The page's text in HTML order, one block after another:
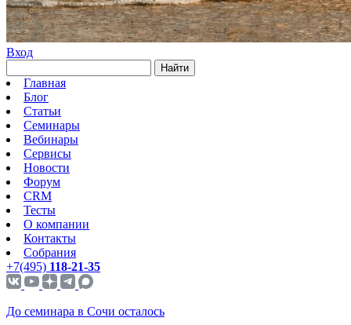
Вход
Найти
Главная
Блог
Статьи
Семинары
Вебинары
Сервисы
Новости
Форум
CRM
Тесты
О компании
Контакты
Собрания
+7(495) 118-21-35
До семинара в Сочи осталось